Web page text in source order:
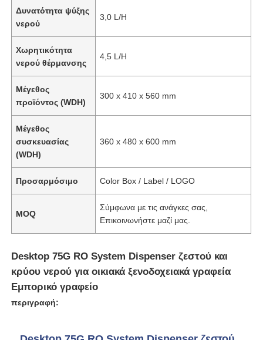
Αρχική Σελίδα
Προϊόντα
Βίντεο
Σχετικά με εμάς
Γύρος εργοστασίων
Ποιοτικός έλεγχος
επαφή
Νέα
Δυνατότητα ψύξης
νερού
3,0 L/H
Χωρητικότητα
νερού θέρμανσης
4,5 L/H
Μέγεθος
προϊόντος (WDH)
300 x 410 x 560 mm
Μέγεθος
συσκευασίας
(WDH)
360 x 480 x 600 mm
Προσαρμόσιμο Color Box / Label / LOGO
MOQ
Σύμφωνα με τις ανάγκες σας,
Επικοινωνήστε μαζί μας.
Desktop 75G RO System Dispenser ζεστού και
κρύου νερού για οικιακά ξενοδοχειακά γραφεία
Εμπορικό γραφείο
περιγραφή: